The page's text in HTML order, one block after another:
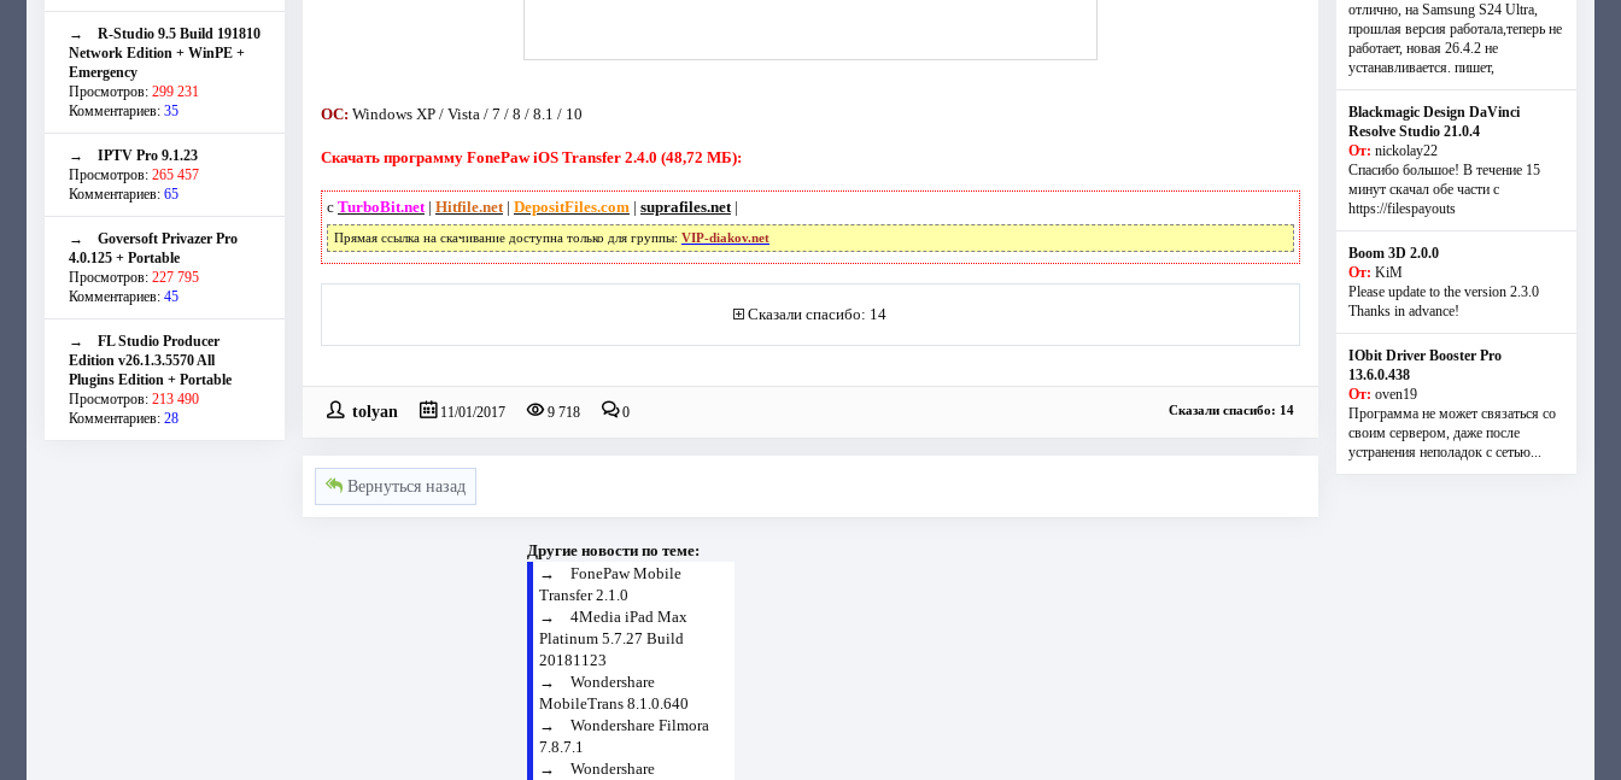
→ R-Studio 9.5 Build 191810
Network Edition + WinPE +
Emergency
Просмотров: 299 231
Комментариев: 35
→ IPTV Pro 9.1.23
Просмотров: 265 457
Комментариев: 65
→ Goversoft Privazer Pro
4.0.125 + Portable
Просмотров: 227 795
Комментариев: 45
→ FL Studio Producer
Edition v26.1.3.5570 All
Plugins Edition + Portable
Просмотров: 213 490
Комментариев: 28
ОС: Windows XP / Vista / 7 / 8 / 8.1 / 10
Скачать программу FonePaw iOS Transfer 2.4.0 (48,72 МБ):
с TurboBit.net| Hitfile.net| DepositFiles.com | suprafiles.net|
Прямая ссылка на скачивание доступна только для группы: VIP-diakov.net
Сказали спасибо: 14
tolyan 11/01/2017 9 718 0 Сказали спасибо: 14
Вернуться назад
Другие новости по теме:
→ FonePaw Mobile
Transfer 2.1.0
→ 4Media iPad Max
Platinum 5.7.27 Build
20181123
→ Wondershare
MobileTrans 8.1.0.640
→ Wondershare Filmora
7.8.7.1
→ Wondershare
отлично, на Samsung S24 Ultra,
прошлая версия работала,теперь не
работает, новая 26.4.2 не
устанавливается. пишет,
Blackmagic Design DaVinci
Resolve Studio 21.0.4
От: nickolay22
Спасибо большое! В течение 15
минут скачал обе части с
https://filespayouts
Boom 3D 2.0.0
От: KiM
Please update to the version 2.3.0
Thanks in advance!
IObit Driver Booster Pro
13.6.0.438
От: oven19
Программа не может связаться со
своим сервером, даже после
устранения неполадок с сетью...